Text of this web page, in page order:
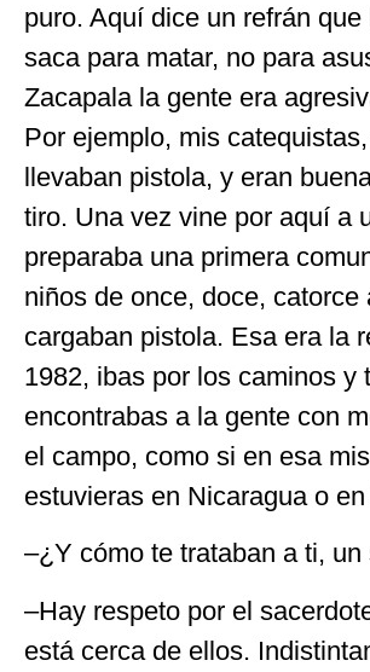
puro. Aquí dice un refrán
saca para matar, no para
Zacapala la gente era
Por ejemplo, mis
llevaban pistola, y eran
tiro. Una vez vine por aquí a
preparaba una primera
niños de once, doce, catorce
cargaban pistola. Esa era la
1982, ibas por los caminos y
encontrabas a la gente con
el campo, como si en esa
estuvieras en Nicaragua o
–¿Y cómo te trataban a ti, un
–Hay respeto por el
está cerca de ellos.